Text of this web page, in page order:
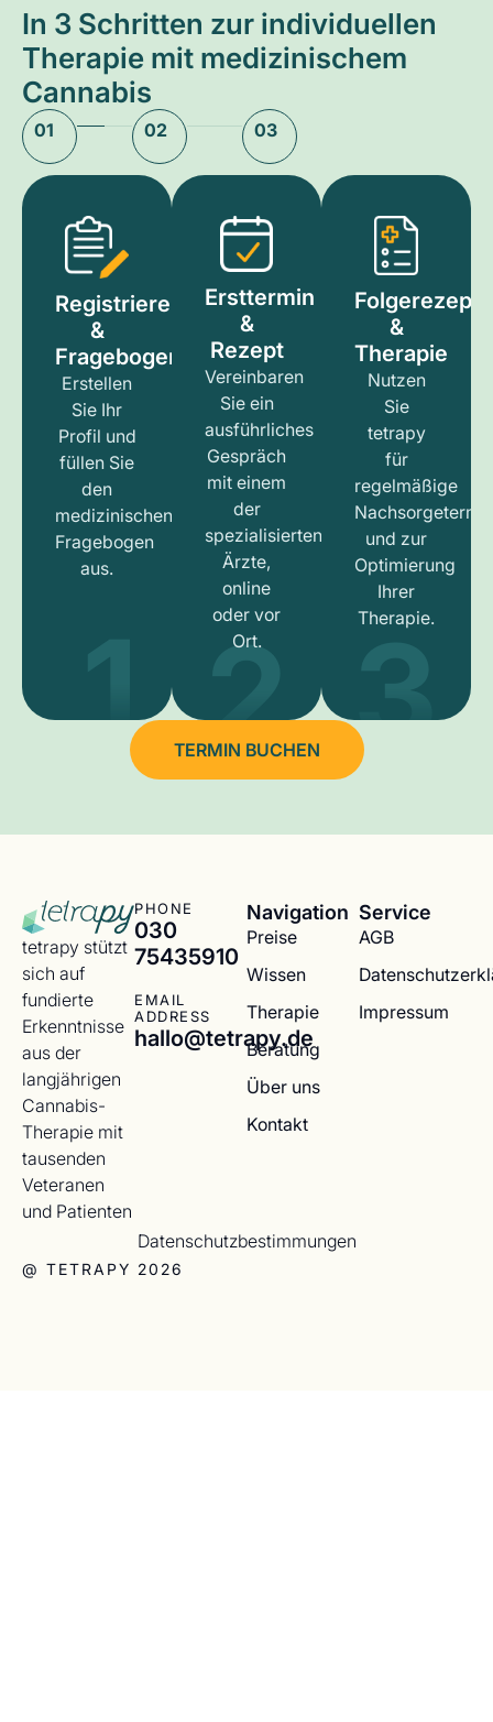
In 3 Schritten zur individuellen
Therapie mit medizinischem
Cannabis
01 02 03
Registrieren
&
Fragebogen
Erstellen
Sie Ihr
Profil und
füllen Sie
den
medizinischen
Fragebogen
aus.
1
Ersttermin
&
Rezept
Vereinbaren
Sie ein
ausführliches
Gespräch
mit einem
der
spezialisierten
Ärzte,
online
oder vor
Ort.
2
Folgerezept
&
Therapie
Nutzen
Sie
tetrapy
für
regelmäßige
und zur
Optimierung
Ihrer
Therapie.
3
TERMIN BUCHEN
tetrapy stützt
sich auf
fundierte
Erkenntnisse
aus der
langjährigen
Cannabis-
Therapie mit
tausenden
Veteranen
und Patienten
PHONE
030
75435910
EMAIL
ADDRESS
hallo@tetrapy.de
Navigation
Preise
Wissen
Therapie
Beratung
Über uns
Kontakt
Service
AGB
Impressum
@ TETRAPY 2026
Datenschutzbestimmungen